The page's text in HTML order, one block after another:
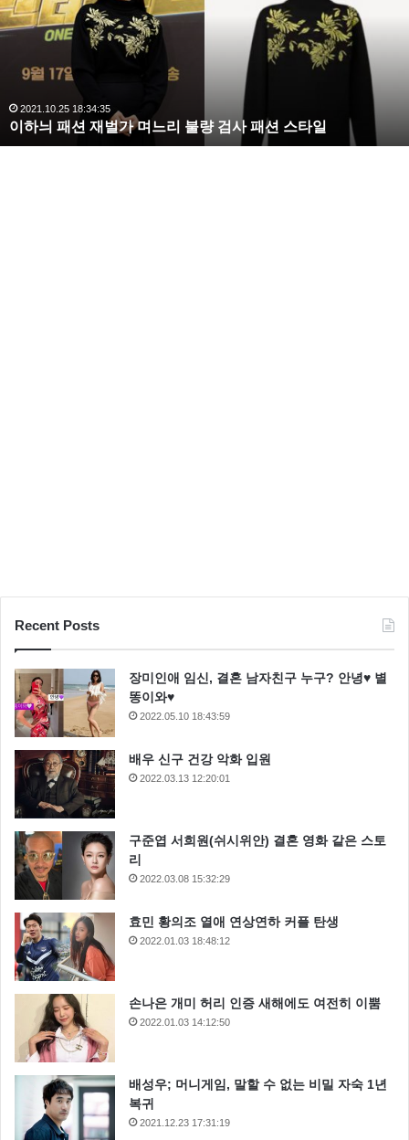
한편 승리의 천우희 호감 표현 후 천우희 팬들은 “우희
천우희인스타그램
라
김
완
벽
한
2020.10.03 10:59:30
복수해라 김사랑, 완벽한 S라인 몸매 시선 압도
Recent Posts
장미인애 임신, 결혼 남자친구 누구? 안녕♥ 별
똥이와♥
2022.05.10 18:43:59
배우 신구 건강 악화 입원
2022.03.13 12:20:01
구준엽 서희원(쉬시위안) 결혼 영화 같은 스토
리
2022.03.08 15:32:29
효민 황의조 열애 연상연하 커플 탄생
2022.01.03 18:48:12
손나은 개미 허리 인증 새해에도 여전히 이뿜
2022.01.03 14:12:50
배성우; 머니게임, 말할 수 없는 비밀 자숙 1년
복귀
2021.12.23 17:31:19